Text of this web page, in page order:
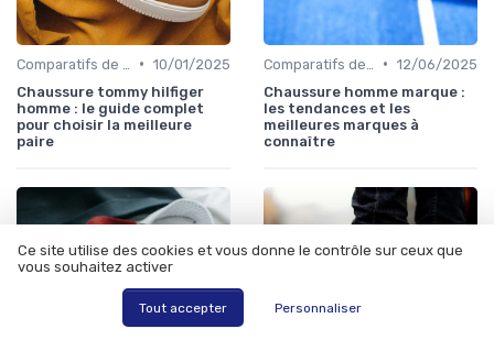
• 10/01/2025
Chaussure tommy hilfiger
homme : le guide complet
pour choisir la meilleure
paire
• 12/06/2025
Chaussure homme marque :
les tendances et les
meilleures marques à
connaître
Ce site utilise des cookies et vous donne le contrôle sur ceux que
vous souhaitez activer
Tout accepter Personnaliser